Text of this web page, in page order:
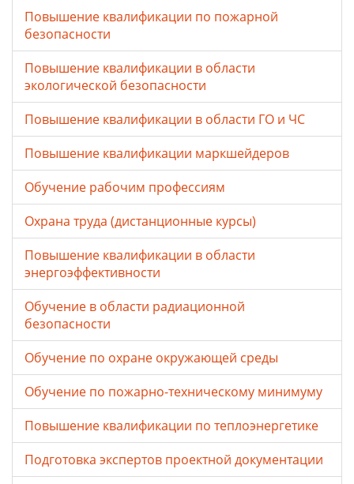
Повышение квалификации по пожарной
безопасности
Повышение квалификации в области
экологической безопасности
Повышение квалификации в области ГО и ЧС
Повышение квалификации маркшейдеров
Обучение рабочим профессиям
Охрана труда (дистанционные курсы)
Повышение квалификации в области
энергоэффективности
Обучение в области радиационной
безопасности
Обучение по охране окружающей среды
Обучение по пожарно-техническому минимуму
Повышение квалификации по теплоэнергетике
Подготовка экспертов проектной документации